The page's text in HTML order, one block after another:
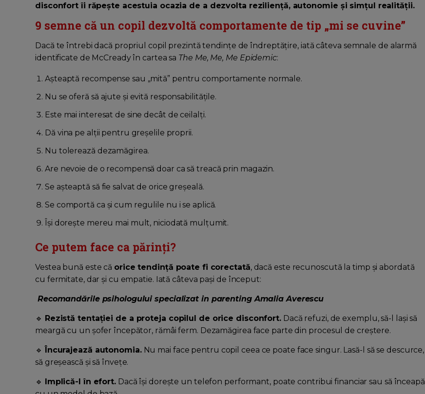
disconfort îi răpește acestuia ocazia de a dezvolta reziliență, autonomie și simțul realității.
9 semne că un copil dezvoltă comportamente de tip „mi se cuvine”
Dacă te întrebi dacă propriul copil prezintă tendințe de îndreptățire, iată câteva semnale de alarmă
identificate de McCready în cartea sa The Me, Me, Me Epidemic:
Așteaptă recompense sau „mită” pentru comportamente normale.
Nu se oferă să ajute și evită responsabilitățile.
Este mai interesat de sine decât de ceilalți.
Dă vina pe alții pentru greșelile proprii.
Nu tolerează dezamăgirea.
Are nevoie de o recompensă doar ca să treacă prin magazin.
Se așteaptă să fie salvat de orice greșeală.
Se comportă ca și cum regulile nu i se aplică.
Își dorește mereu mai mult, niciodată mulțumit.
Ce putem face ca părinți?
Vestea bună este că orice tendință poate fi corectată, dacă este recunoscută la timp și abordată
cu fermitate, dar și cu empatie. Iată câteva pași de început:
Recomandările psihologului specializat in parenting Amalia Averescu
🔹 Rezistă tentației de a proteja copilul de orice disconfort.Dacă refuzi, de exemplu, să-l lași să
meargă cu un șofer începător, rămâi ferm. Dezamăgirea face parte din procesul de creștere.
🔹 Încurajează autonomia.Nu mai face pentru copil ceea ce poate face singur. Lasă-l să se descurce,
să greșească și să învețe.
🔹 Implică-l în efort.Dacă își dorește un telefon performant, poate contribui financiar sau să înceapă